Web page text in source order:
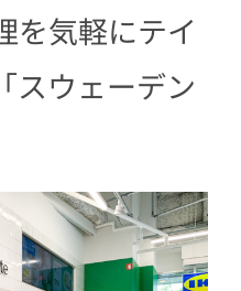
を気軽にテイ
スウェーデン